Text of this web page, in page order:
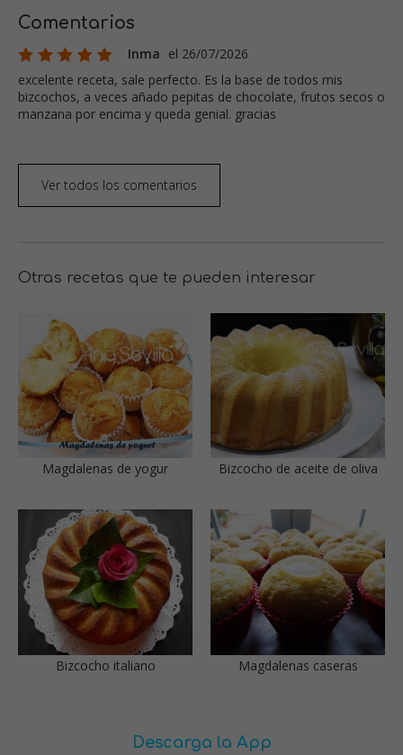
Comentarios
Inma el 26/07/2026
excelente receta, sale perfecto. Es la base de todos mis
bizcochos, a veces añado pepitas de chocolate, frutos secos o
manzana por encima y queda genial. gracias
Ver todos los comentarios
Otras recetas que te pueden interesar
Magdalenas de yogur Bizcocho de aceite de oliva
Bizcocho italiano Magdalenas caseras
Descarga la App